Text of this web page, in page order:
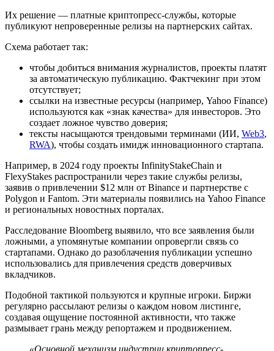
Их решение — платные криптопресс-службы, которые
публикуют непроверенные релизы на партнерских сайтах.
Схема работает так:
чтобы добиться внимания журналистов, проекты платят
за автоматическую публикацию. Фактчекинг при этом
отсутствует;
ссылки на известные ресурсы (например, Yahoo Finance)
используются как «знак качества» для инвесторов. Это
создает ложное чувство доверия;
тексты насыщаются трендовыми терминами (ИИ, Web3,
RWA), чтобы создать имидж инновационного стартапа.
Например, в 2024 году проекты InfinityStakeChain и
FlexyStakes распространили через такие службы релизы,
заявив о привлечении $12 млн от Binance и партнерстве с
Polygon и Fantom. Эти материалы появились на Yahoo Finance
и региональных новостных порталах.
Расследование Bloomberg выявило, что все заявления были
ложными, а упомянутые компании опровергли связь со
стартапами. Однако до разоблачения публикации успешно
использовались для привлечения средств доверчивых
вкладчиков.
Подобной тактикой пользуются и крупные игроки. Биржи
регулярно рассылают релизы о каждом новом листинге,
создавая ощущение постоянной активности, что также
размывает грань между репортажем и продвижением.
«Основной механизм индустрии криптопресс-